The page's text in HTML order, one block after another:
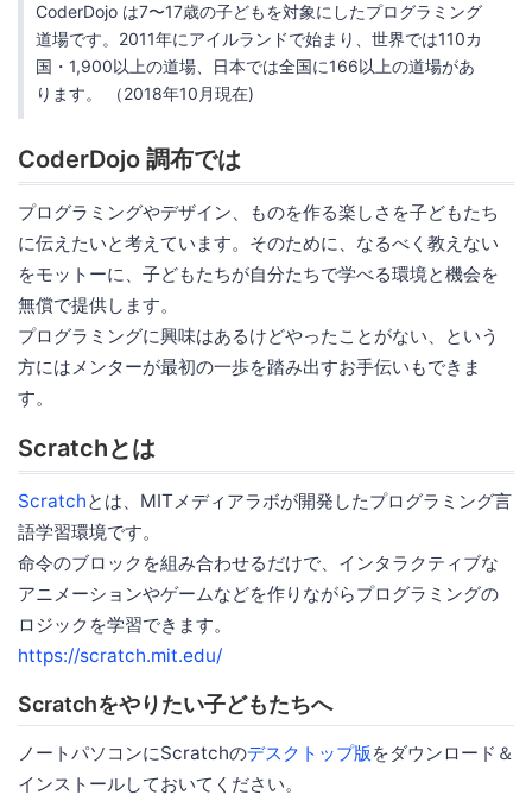
CoderDojo は7〜17歳の子どもを対象にしたプログラミング
道場です。2011年にアイルランドで始まり、世界では110カ
国・1,900以上の道場、日本では全国に166以上の道場があ
ります。 （2018年10月現在)
CoderDojo 調布では
プログラミングやデザイン、ものを作る楽しさを子どもたち
に伝えたいと考えています。そのために、なるべく教えない
をモットーに、子どもたちが自分たちで学べる環境と機会を
無償で提供します。
プログラミングに興味はあるけどやったことがない、という
方にはメンターが最初の一歩を踏み出すお手伝いもできま
す。
Scratchとは
Scratchとは、MITメディアラボが開発したプログラミング言
語学習環境です。
命令のブロックを組み合わせるだけで、インタラクティブな
アニメーションやゲームなどを作りながらプログラミングの
ロジックを学習できます。
https://scratch.mit.edu/
Scratchをやりたい子どもたちへ
ノートパソコンにScratchのデスクトップ版をダウンロード＆
インストールしておいてください。